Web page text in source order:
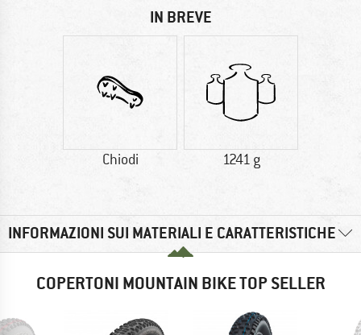
IN BREVE
Chiodi 1241 g
INFORMAZIONI SUI MATERIALI E CARATTERISTICHE
COPERTONI MOUNTAIN BIKE TOP SELLER